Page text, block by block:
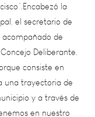
de
Deliberante.
consiste en
trayectoria de
y a través de
en nuestro